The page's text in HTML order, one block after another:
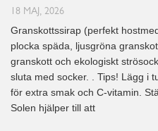
18 MAJ, 2026
Granskottssirap (perfekt
plocka späda, ljusgröna
granskott och ekologiskt
sluta med socker. . Tips! Lägg i
för extra smak och C-vitamin.
Solen hjälper till att